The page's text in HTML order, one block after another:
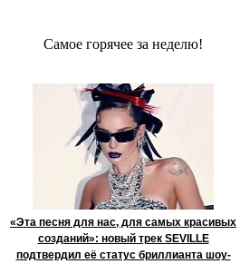
Сaмое гoрячее за неделю!
«Эта песня для нас, для самых красивых
созданий»: новый трек SEVILLE
подтвердил её статус бриллианта шоу-